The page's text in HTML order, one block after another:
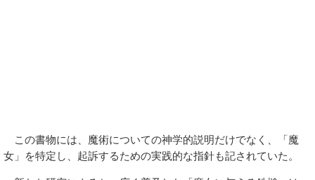
この書物には、魔術についての神学的説明だけでなく、「魔
女」を特定し、起訴するための実践的な指針も記されていた。